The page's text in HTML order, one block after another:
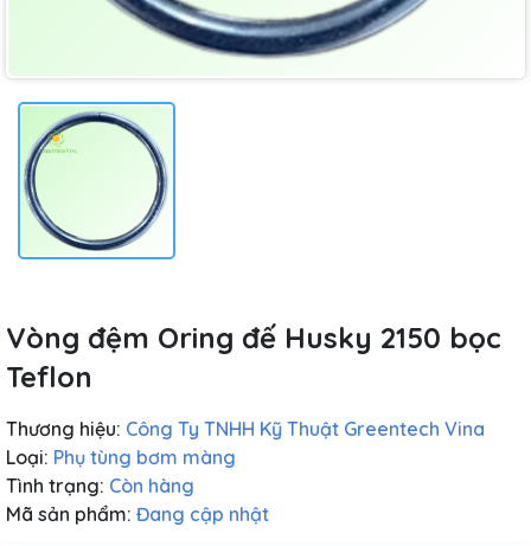
Vòng đệm Oring đế Husky 2150 bọc
Teflon
Thương hiệu: Công Ty TNHH Kỹ Thuật Greentech Vina
Loại: Phụ tùng bơm màng
Tình trạng: Còn hàng
Mã sản phẩm: Đang cập nhật